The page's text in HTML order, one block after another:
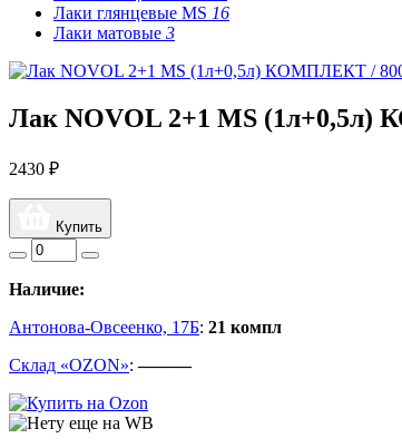
Лаки глянцевые MS 16
Лаки матовые 3
Лак NOVOL 2+1 MS
2430 ₽
Купить
Наличие:
Антонова-Овсеенко, 17Б: 21 компл
Склад «OZON»:———